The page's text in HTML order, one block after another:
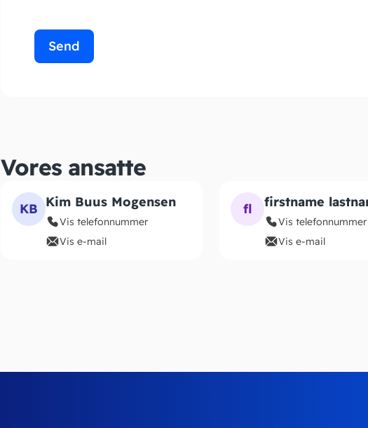
Vores ansatte
KB Kim Buus Mogensen
Vis telefonnummer
Vis e-mail
fl firstname
Vis telefonnummer
Vis e-mail